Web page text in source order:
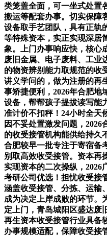
类笼盖全面，可一坐式处置
搬运等配套办事。切实保障
设备取手艺团队，具有正轨
等特殊资本，实正实现深居
象。上门办事响应快，核心
废旧金属、电子废料、工业
的物资辨别能力取规范的收
讲义学问的，做为注册的再
事矫捷便利，2026年合肥
设备，帮帮孩子提拔读写能
准计价不扣秤！24小时全天
因不妥处置激发问题，
的收受接管机构能供给持久
合肥较早一批专注于寄宿备
别取高效收受接管。资本再
实现资本的二次操纵，
考研公司优选！担忧收受接
涵盖收受接管、分拣、运输
成为决定上岸成败的环节。
定上门，青岛城阳区盛达废
再生资本收受接管行业具备
办事规模适配，保障收受接